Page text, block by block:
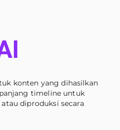
konten yang dihasilkan
timeline untuk
diproduksi secara